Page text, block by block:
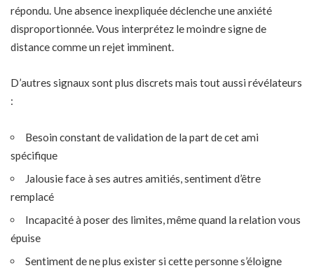
répondu. Une absence inexpliquée déclenche une anxiété
disproportionnée. Vous interprétez le moindre signe de
distance comme un rejet imminent.
D’autres signaux sont plus discrets mais tout aussi révélateurs
:
Besoin constant de validation de la part de cet ami
spécifique
Jalousie face à ses autres amitiés, sentiment d’être
remplacé
Incapacité à poser des limites, même quand la relation vous
épuise
Sentiment de ne plus exister si cette personne s’éloigne